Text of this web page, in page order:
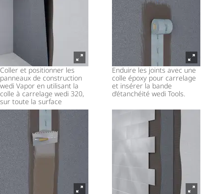
Coller et positionner les
panneaux de construction
wedi Vapor en utilisant la
colle à carrelage wedi 320,
sur toute la surface
Enduire les joints avec une
colle époxy pour carrelage
et insérer la bande
d’étanchéité wedi Tools.